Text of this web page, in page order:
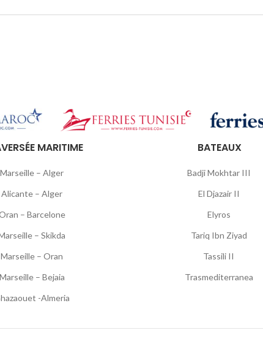
MARITIME
Marseille – Alger
Alicante – Alger
– Barcelone
– Skikda
Marseille – Oran
Marseille – Bejaia
-Almeria
BATEAUX
Badji Mokhtar III
El Djazair II
Elyros
Tariq Ibn Ziyad
Tassili II
Trasmediterranea